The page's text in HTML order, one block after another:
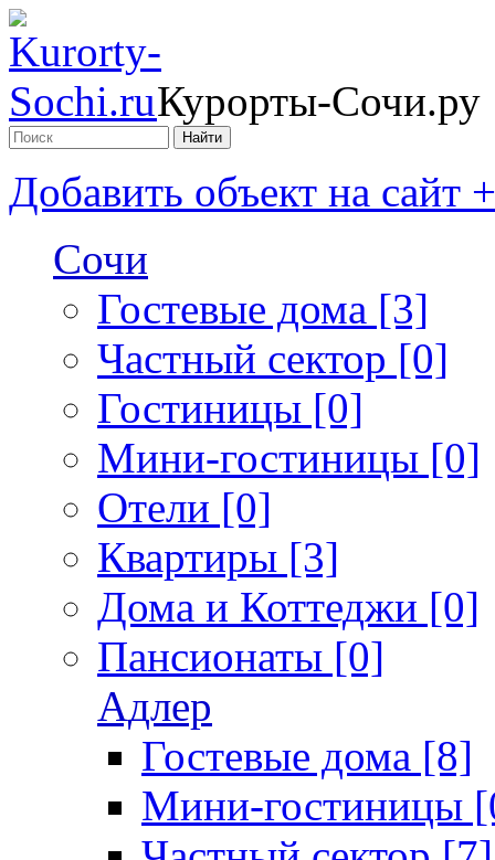
Курорты-Сочи.ру
Добавить объект на сайт +
Сочи
Гостевые дома [3]
Частный сектор [0]
Гостиницы [0]
Мини-гостиницы [0]
Отели [0]
Квартиры [3]
Дома и Коттеджи [0]
Пансионаты [0]
Адлер
Гостевые дома [8]
Мини-гостиницы